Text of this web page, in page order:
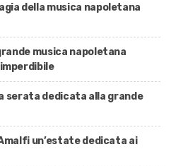
della musica napoletana
musica napoletana
serata dedicata alla grande
un’estate dedicata ai